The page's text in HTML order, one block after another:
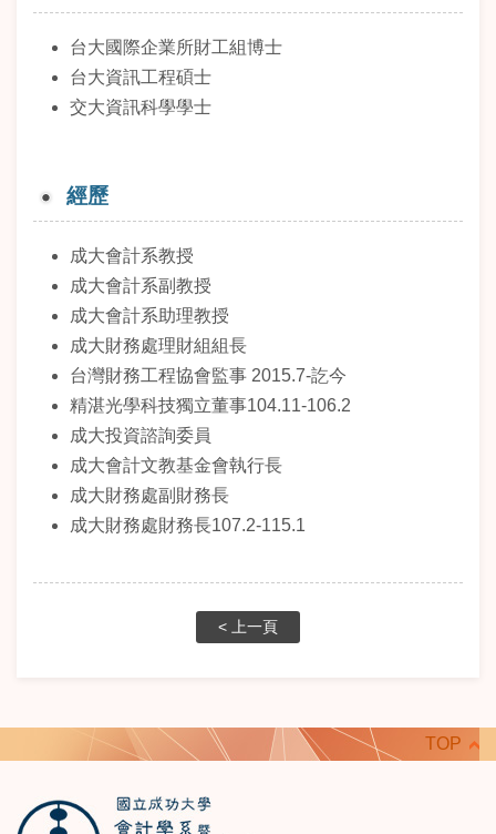
台大國際企業所財工組博士
台大資訊工程碩士
交大資訊科學學士
經歷
成大會計系教授
成大會計系副教授
成大會計系助理教授
成大財務處理財組組長
台灣財務工程協會監事 2015.7-訖今
精湛光學科技獨立董事104.11-106.2
成大投資諮詢委員
成大會計文教基金會執行長
成大財務處副財務長
成大財務處財務長107.2-115.1
< 上一頁
TOP